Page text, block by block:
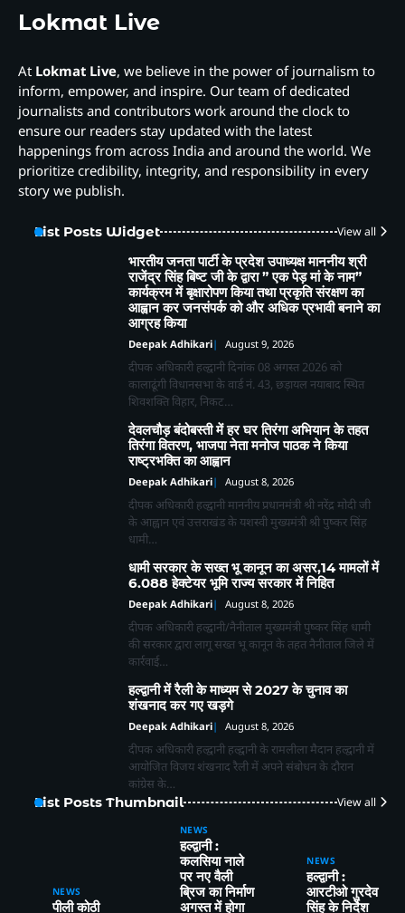
Lokmat Live
At Lokmat Live, we believe in the power of journalism to
inform, empower, and inspire. Our team of dedicated
journalists and contributors work around the clock to
ensure our readers stay updated with the latest
happenings from across India and around the world. We
prioritize credibility, integrity, and responsibility in every
story we publish.
List Posts Widget View all
भारतीय जनता पार्टी के प्रदेश उपाध्यक्ष माननीय श्री
राजेंद्र सिंह बिष्ट जी के द्वारा ” एक पेड़ मां के नाम”
कार्यक्रम में बृक्षारोपण किया तथा प्रकृति संरक्षण का
आह्वान कर जनसंपर्क को और अधिक प्रभावी बनाने का
आग्रह किया
Deepak Adhikari August 9, 2026
दीपक अधिकारी हल्द्वानी दिनांक 08 अगस्त 2026 को
कालाढूंगी विधानसभा के वार्ड नं. 43, छड़ायल नयाबाद स्थित
शिवशक्ति विहार, निकट…
देवलचौड़ बंदोबस्ती में हर घर तिरंगा अभियान के तहत
तिरंगा वितरण, भाजपा नेता मनोज पाठक ने किया
राष्ट्रभक्ति का आह्वान
Deepak Adhikari August 8, 2026
दीपक अधिकारी हल्द्वानी माननीय प्रधानमंत्री श्री नरेंद्र मोदी जी
के आह्वान एवं उत्तराखंड के यशस्वी मुख्यमंत्री श्री पुष्कर सिंह
धामी…
धामी सरकार के सख्त भू कानून का असर,14 मामलों में
6.088 हेक्टेयर भूमि राज्य सरकार में निहित
Deepak Adhikari August 8, 2026
दीपक अधिकारी हल्द्वानी/नैनीताल मुख्यमंत्री पुष्कर सिंह धामी
की सरकार द्वारा लागू सख्त भू कानून के तहत नैनीताल जिले में
कार्रवाई…
हल्द्वानी में रैली के माध्यम से 2027 के चुनाव का
शंखनाद कर गए खड़गे
Deepak Adhikari August 8, 2026
दीपक अधिकारी हल्द्वानी हल्द्वानी के रामलीला मैदान हल्द्वानी में
आयोजित विजय शंखनाद रैली में अपने संबोधन के दौरान
कांग्रेस के…
List Posts Thumbnail View all
NEWS
पीली कोठी
NEWS
हल्द्वानी :
कलसिया नाले
पर नए वैली
ब्रिज का निर्माण
अगस्त में होगा
NEWS
हल्द्वानी :
आरटीओ गुरदेव
सिंह के निर्देश
हल्द्वानी संभाग में परिवहन विभाग का बड़ा एक्शन,
257 वाहनों के चालान, 22 वाहन सीज